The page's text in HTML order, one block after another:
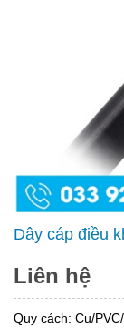
Dây cáp điều
Liên hệ
Quy cách: Cu/